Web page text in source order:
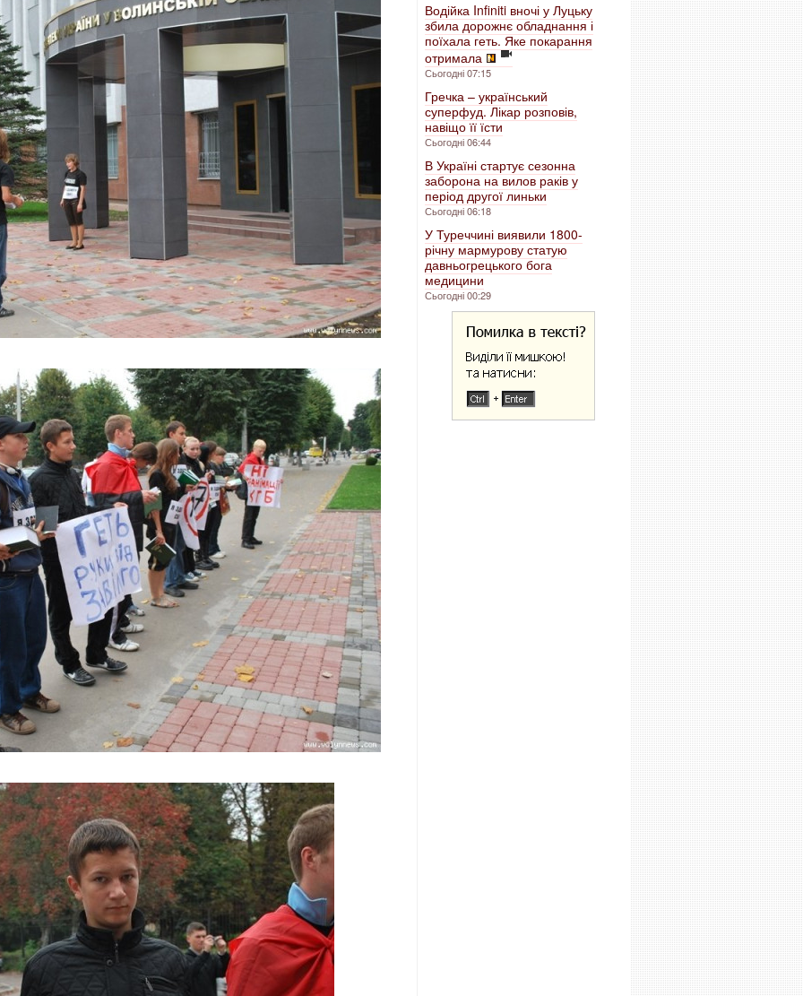
Водійка Infiniti вночі у Луцьку
збила дорожнє обладнання і
поїхала геть. Яке покарання
отримала
Сьогодні 07:15
Гречка – український
суперфуд. Лікар розповів,
навіщо її їсти
Сьогодні 06:44
В Україні стартує сезонна
заборона на вилов раків у
період другої линьки
Сьогодні 06:18
У Туреччині виявили 1800-
річну мармурову статую
давньогрецького бога
медицини
Сьогодні 00:29